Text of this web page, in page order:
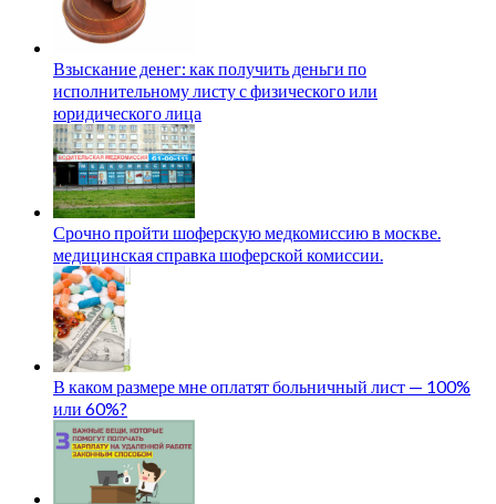
Взыскание денег: как получить деньги по
исполнительному листу с физического или
юридического лица
Срочно пройти шоферскую медкомиссию в москве.
медицинская справка шоферской комиссии.
В каком размере мне оплатят больничный лист — 100%
или 60%?